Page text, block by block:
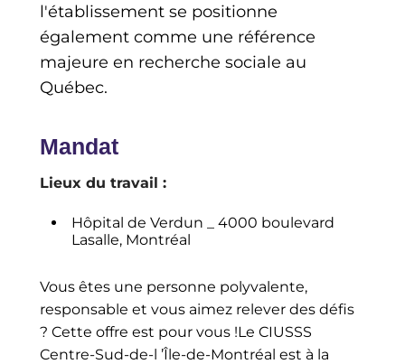
l'établissement se positionne
également comme une référence
majeure en recherche sociale au
Québec.
Mandat
Lieux du travail :
Hôpital de Verdun _ 4000 boulevard
Lasalle, Montréal
Vous êtes une personne polyvalente,
responsable et vous aimez relever des défis
? Cette offre est pour vous !Le CIUSSS
Centre-Sud-de-l ’Île-de-Montréal est à la